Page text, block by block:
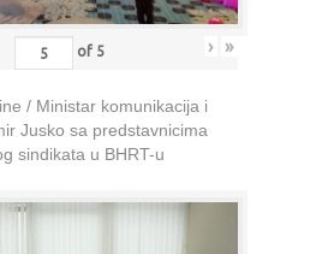
of 5 › »
/ Ministar komunikacija i
Jusko sa predstavnicima
sindikata u BHRT-u